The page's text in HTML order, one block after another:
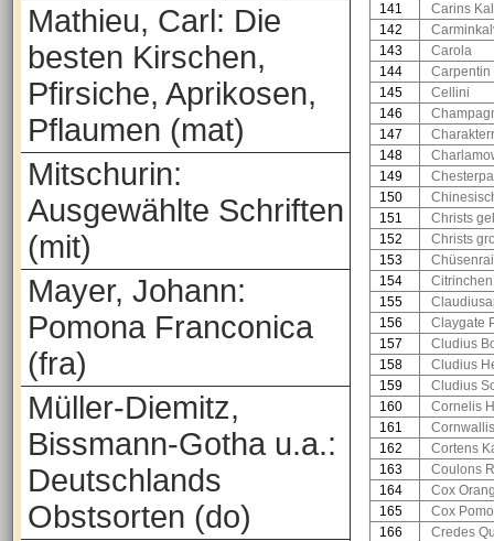
Mathieu, Carl: Die
besten Kirschen,
Pfirsiche, Aprikosen,
Pflaumen (mat)
Mitschurin:
Ausgewählte Schriften
(mit)
Mayer, Johann:
Pomona Franconica
(fra)
Müller-Diemitz,
Bissmann-Gotha u.a.:
Deutschlands
Obstsorten (do)
141
Carins
142
143
Carola
144
Carpentin
145
Cellini
146
147
148
149
150
151
Christs
152
Christs
153
154
Citrinchen
155
156
Claygate
157
Cludius
158
Cludius
159
Cludius
160
Cornelis
161
162
Cortens
163
Coulons
164
Cox
165
Cox
166
Credes